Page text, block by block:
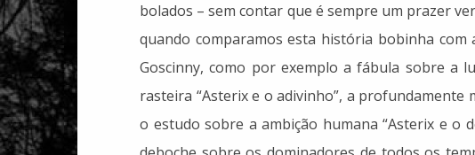
bolados – sem contar que é sempre um prazer
quando comparamos esta história bobinha
Goscinny, como por exemplo a fábula sobre a
rasteira “Asterix e o adivinho”, a profundamente
o estudo sobre a ambição humana “Asterix e o